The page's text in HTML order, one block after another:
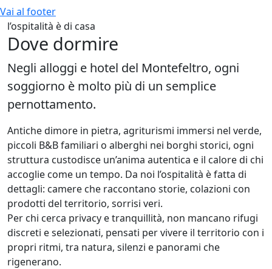
Vai al footer
l’ospitalità è di casa
Dove dormire
Negli alloggi e hotel del Montefeltro, ogni
soggiorno è molto più di un semplice
pernottamento.
Antiche dimore in pietra, agriturismi immersi nel verde,
piccoli B&B familiari o alberghi nei borghi storici, ogni
struttura custodisce un’anima autentica e il calore di chi
accoglie come un tempo. Da noi l’ospitalità è fatta di
dettagli: camere che raccontano storie, colazioni con
prodotti del territorio, sorrisi veri.
Per chi cerca privacy e tranquillità, non mancano rifugi
discreti e selezionati, pensati per vivere il territorio con i
propri ritmi, tra natura, silenzi e panorami che
rigenerano.